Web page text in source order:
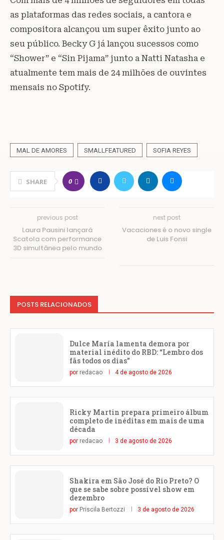
as plataformas das redes sociais, a cantora e
compositora alcançou um super êxito junto ao
seu público. Becky G já lançou sucessos como
“Shower” e “Sin Pijama” junto a Natti Natasha e
atualmente tem mais de 24 milhões de ouvintes
mensais no Spotify.
MAL DE AMORES SMALLFEATURED SOFIA REYES
SHARE 0
previous post
Laura Pausini lançará
Scatola com performance
3D simultânea pelo mundo
next post
Vacaciones é o novo single
de Luis Fonsi
POSTS RELACIONADOS
Dulce María lamenta demora por
material inédito do RBD: “Lembro dos
fãs todos os dias”
por redacao 4 de agosto de 2026
Ricky Martin prepara primeiro álbum
completo de inéditas em mais de uma
década
por redacao 3 de agosto de 2026
Shakira em São José do Rio Preto? O
que se sabe sobre possível show em
dezembro
por Priscila Bertozzi 3 de agosto de 2026